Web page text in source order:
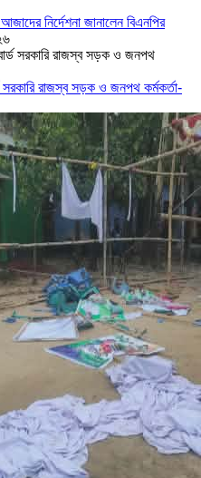
নির্দেশনা জানালেন বিএনপির
রাজস্ব সড়ক ও জনপথ কর্মকর্তা-